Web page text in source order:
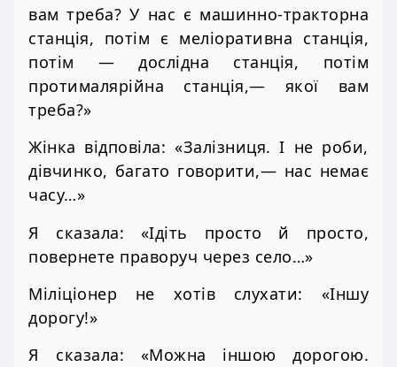
вам треба? У нас є машинно-тракторна
станція, потім є меліоративна станція,
потім — дослідна станція, потім
протималярійна станція,— якої вам
треба?»
Жінка відповіла: «Залізниця. І не роби,
дівчинко, багато говорити,— нас немає
часу…»
Я сказала: «Ідіть просто й просто,
повернете праворуч через село…»
Міліціонер не хотів слухати: «Іншу
дорогу!»
Я сказала: «Можна іншою дорогою.